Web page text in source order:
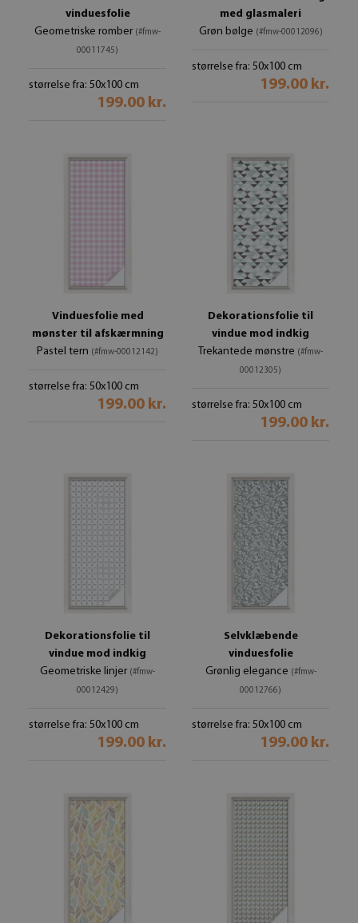
vinduesfolie
Geometriske romber (#fmw-
00011745)
størrelse fra: 50x100 cm
199.00 kr.
med glasmaleri
Grøn bølge (#fmw-00012096)
størrelse fra: 50x100 cm
199.00 kr.
Vinduesfolie med
mønster til afskærmning
Pastel tern (#fmw-00012142)
størrelse fra: 50x100 cm
199.00 kr.
Dekorationsfolie til
vindue mod indkig
Trekantede mønstre (#fmw-
00012305)
størrelse fra: 50x100 cm
199.00 kr.
Dekorationsfolie til
vindue mod indkig
Geometriske linjer (#fmw-
00012429)
størrelse fra: 50x100 cm
199.00 kr.
Selvklæbende
vinduesfolie
Grønlig elegance (#fmw-
00012766)
størrelse fra: 50x100 cm
199.00 kr.